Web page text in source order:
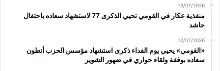
13/07/2026
منفذية عكار في القومي تحيي الذكرى 77 لاستشهاد سعاده باحتفال
حاشد
12/07/2026
«القومي» يحيي يوم الفداء ذكرى استشهاد مؤسس الحزب أنطون
سعاده بوقفة ولقاء حواري في ضهور الشوير